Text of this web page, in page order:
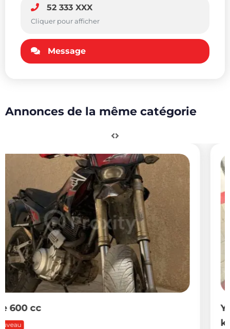
52 333 XXX
Cliquer pour afficher
Message
Annonces de la même catégorie
Yamaha TMAX 530 ABS 2013 avec 23 000
km à Kairouan